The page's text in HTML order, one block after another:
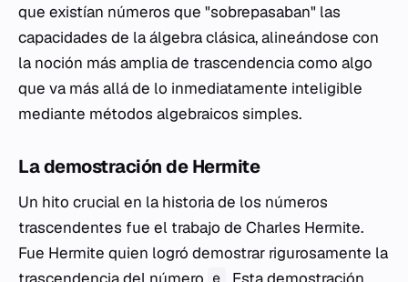
que existían números que "sobrepasaban" las
capacidades de la álgebra clásica, alineándose con
la noción más amplia de trascendencia como algo
que va más allá de lo inmediatamente inteligible
mediante métodos algebraicos simples.
La demostración de Hermite
Un hito crucial en la historia de los números
trascendentes fue el trabajo de Charles Hermite.
Fue Hermite quien logró demostrar rigurosamente la
trascendencia del número
. Esta demostración